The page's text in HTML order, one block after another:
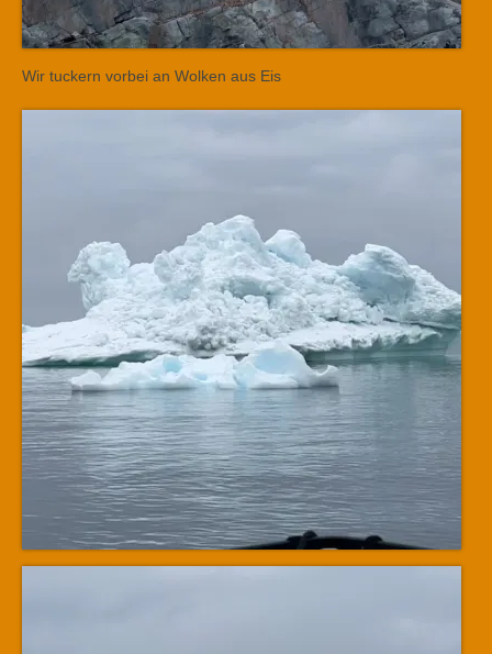
Wir tuckern vorbei an Wolken aus Eis